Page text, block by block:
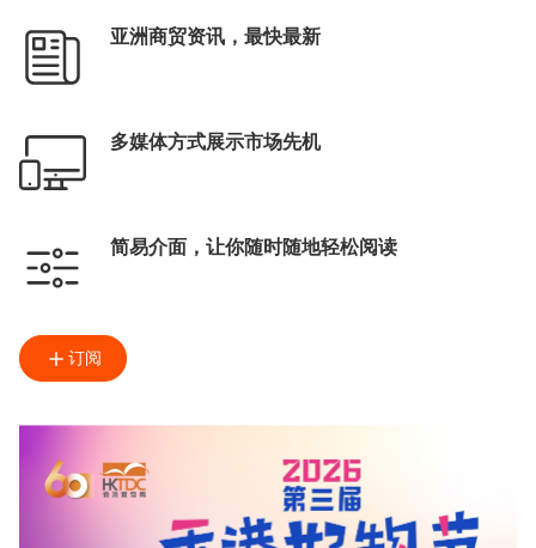
亚洲商贸资讯，最快最新
多媒体方式展示市场先机
简易介面，让你随时随地轻松阅读
订阅